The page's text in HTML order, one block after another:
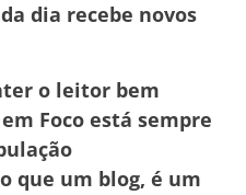
dia recebe novos
o leitor bem
Foco está sempre
que um blog, é um